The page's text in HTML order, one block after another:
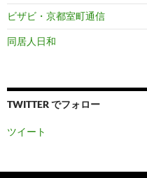
ビザビ・京都室町通信
同居人日和
TWITTER でフォロー
ツイート